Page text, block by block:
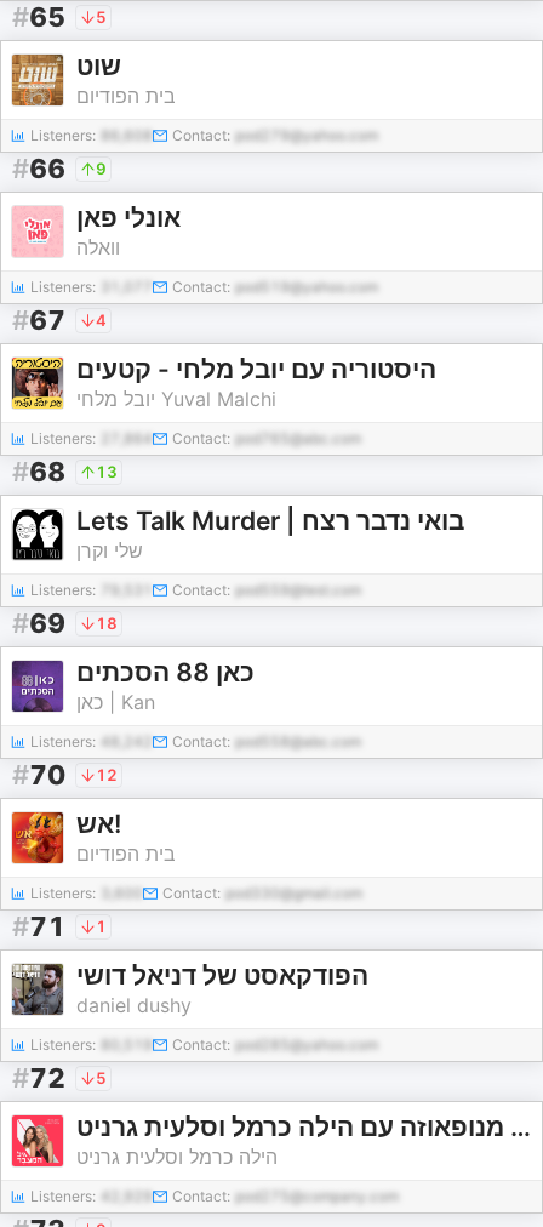
#65 5
שוט
בית הפודיום
Listeners: Contact: pod279@yahoo.com
#66 9
אונלי פאן
וואלה
Listeners: Contact: pod519@yahoo.com
#67 4
היסטוריה עם יובל מלחי - קטעים
יובל מלחי Yuval Malchi
Listeners: 27,864 Contact: pod765@abc.com
#68 13
Lets Talk Murder | בואי נדבר רצח
שלי וקרן
Listeners: Contact: pod559@test.com
#69 18
כאן 88 הסכתים
כאן | Kan
Listeners: 48,242 Contact: pod558@abc.com
#70 12
אש!
בית הפודיום
Listeners: Contact: pod330@gmail.com
#71 1
הפודקאסט של דניאל דושי
daniel dushy
Listeners: Contact: pod285@yahoo.com
#72 5
גיל הַמֵעֵבֶר-שיחות על מנופאוזה עם הילה כרמל וסלעית גרניט
הילה כרמל וסלעית גרניט
Listeners: Contact: pod275@company.com